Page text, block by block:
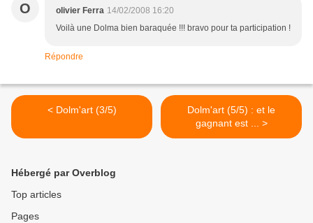
O olivier Ferra 14/02/2008 16:20
Voilà une Dolma bien baraquée !!! bravo pour ta participation !
Répondre
< Dolm'art (3/5)
Dolm'art (5/5) : et le
gagnant est ... >
Hébergé par Overblog
Top articles
Pages